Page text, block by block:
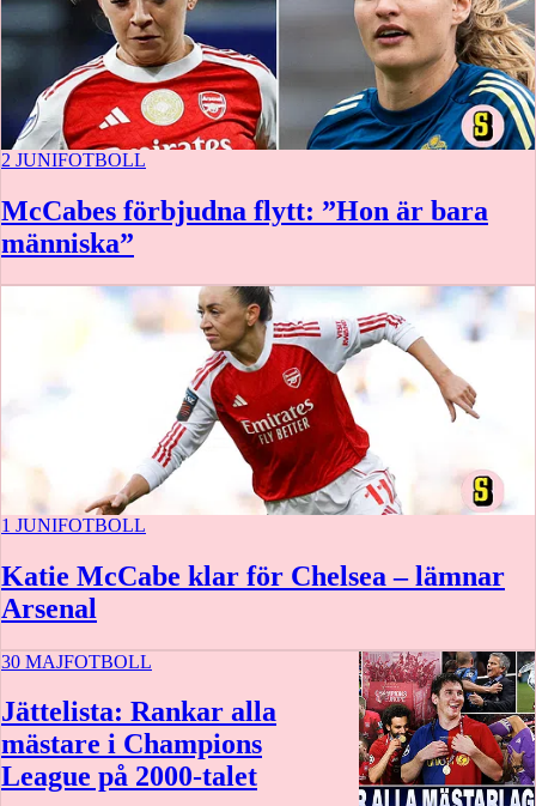
2 JUNIFOTBOLL
McCabes förbjudna flytt: ”Hon är bara
människa”
1 JUNIFOTBOLL
Katie McCabe klar för Chelsea – lämnar
Arsenal
30 MAJFOTBOLL
Jättelista: Rankar alla
mästare i Champions
League på 2000-talet